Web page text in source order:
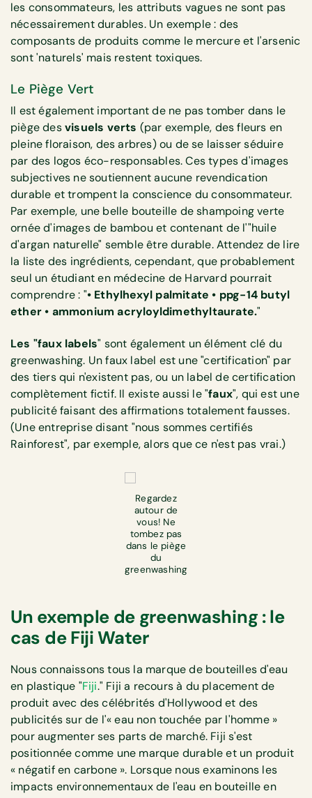
les consommateurs, les attributs vagues ne sont pas
nécessairement durables. Un exemple : des
composants de produits comme le mercure et l'arsenic
sont 'naturels' mais restent toxiques.
Le Piège Vert
Il est également important de ne pas tomber dans le
piège desvisuels verts (par exemple, des fleurs en
pleine floraison, des arbres) ou de se laisser séduire
par des logos éco-responsables. Ces types d'images
subjectives ne soutiennent aucune revendication
durable et trompent la conscience du consommateur.
Par exemple, une belle bouteille de shampoing verte
ornée d'images de bambou et contenant de l'"huile
d'argan naturelle" semble être durable. Attendez de lire
la liste des ingrédients, cependant, que probablement
seul un étudiant en médecine de Harvard pourrait
comprendre : "• Ethylhexyl palmitate • ppg-14 butyl
ether • ammonium acryloyldimethyltaurate."
Les "faux labels" sont également un élément clé du
greenwashing. Un faux label est une "certification" par
des tiers qui n'existent pas, ou un label de certification
complètement fictif. Il existe aussi le "faux", qui est une
publicité faisant des affirmations totalement fausses.
(Une entreprise disant "nous sommes certifiés
Rainforest", par exemple, alors que ce n'est pas vrai.)
Regardez
autour de
vous! Ne
tombez pas
dans le piège
du
greenwashing
Un exemple de greenwashing : le
cas de Fiji Water
Nous connaissons tous la marque de bouteilles d'eau
en plastique "Fiji." Fiji a recours à du placement de
produit avec des célébrités d'Hollywood et des
publicités sur de l'« eau non touchée par l'homme »
pour augmenter ses parts de marché. Fiji s'est
positionnée comme une marque durable et un produit
« négatif en carbone ». Lorsque nous examinons les
impacts environnementaux de l'eau en bouteille en